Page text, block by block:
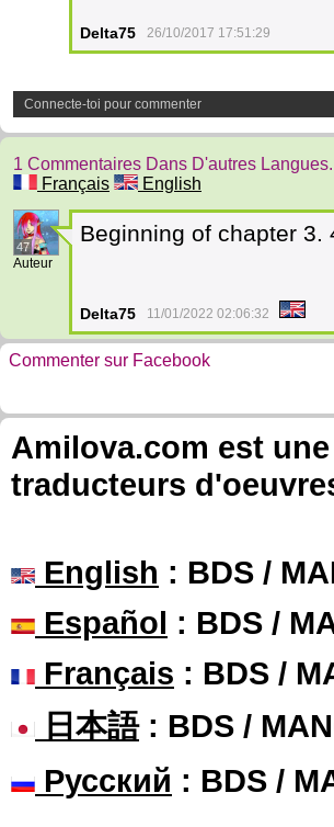
Delta75 26/10/2017 17:51:29
Connecte-toi pour commenter
1 Commentaires Dans D'autres Langues.
Français
English
47
Auteur
Beginning of chapter 3.
Delta75 11/01/2022 02:06:32
Commenter sur Facebook
Amilova.com est
traducteurs
English : BDS /
Español : BDS /
Français : BDS /
日本語: BDS /
Русский : BDS /